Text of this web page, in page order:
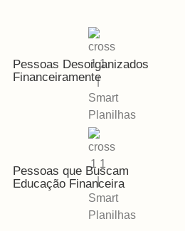
Pessoas Desorganizados
Financeiramente
Pessoas que Buscam
Educação Financeira